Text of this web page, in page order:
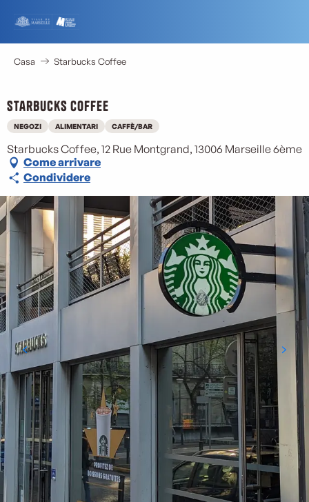
contenu
principal
Casa Starbucks Coffee
Starbucks Coffee
NEGOZI ALIMENTARI CAFFÈ/BAR
Starbucks Coffee, 12 Rue Montgrand, 13006 Marseille 6ème
Come arrivare
Condividere